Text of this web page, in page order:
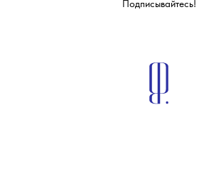
Подписывайтесь!